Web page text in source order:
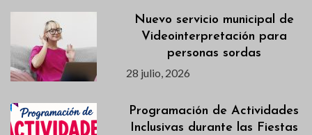
Nuevo servicio municipal de
Videointerpretación para
personas sordas
28 julio, 2026
Programación de Actividades
Inclusivas durante las Fiestas